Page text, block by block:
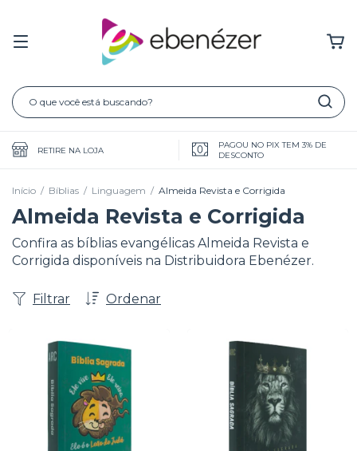
RETIRE NA LOJA
PAGOU NO PIX TEM 3% DE
DESCONTO
Início / Bíblias / Linguagem / Almeida Revista e Corrigida
Almeida Revista e Corrigida
Confira as bíblias evangélicas Almeida Revista e
Corrigida disponíveis na Distribuidora Ebenézer.
Ordenar
Filtrar